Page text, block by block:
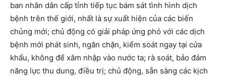
ban nhân dân cấp tỉnh tiếp tục bám sát tình hình dịch
bệnh trên thế giới, nhất là sự xuất hiện của các biến
chủng mới; chủ động có giải pháp ứng phó với các dịch
bệnh mới phát sinh, ngăn chặn, kiểm soát ngay tại cửa
khẩu, không để xâm nhập vào nước ta; rà soát, bảo đảm
năng lực thu dung, điều trị; chủ động, sẵn sàng các kịch